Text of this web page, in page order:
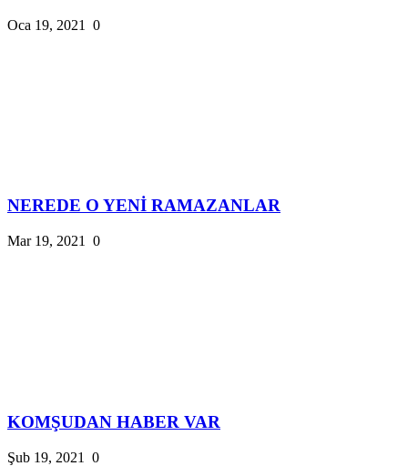
Oca 19, 2021 0
NEREDE O YENİ RAMAZANLAR
Mar 19, 2021 0
KOMŞUDAN HABER VAR
Şub 19, 2021 0